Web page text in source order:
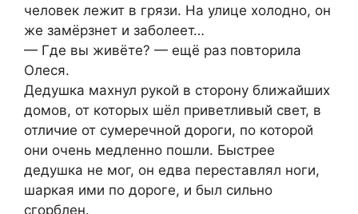
человек лежит в грязи. На улице холодно, он
же замёрзнет и заболеет…
— Где вы живёте? — ещё раз повторила
Олеся.
Дедушка махнул рукой в сторону ближайших
домов, от которых шёл приветливый свет, в
отличие от сумеречной дороги, по которой
они очень медленно пошли. Быстрее
дедушка не мог, он едва переставлял ноги,
шаркая ими по дороге, и был сильно
сгорблен.